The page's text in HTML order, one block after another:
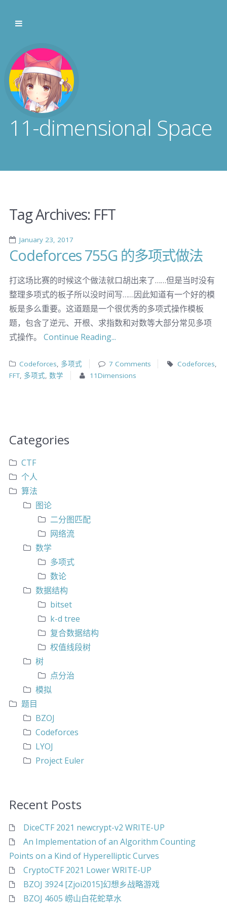
11-dimensional Space
Tag Archives: FFT
January 23, 2017
Codeforces 755G 的多项式做法
打这场比赛的时候这个做法就口胡出来了……但是当时没有
整理多项式的板子所以没时间写……因此知道有一个好的模
板是多么重要。这道题是一个很优秀的多项式操作模板
题，包含了逆元、开根、求指数和对数等大部分常见多项
式操作。 Continue Reading...
Codeforces, 多项式 7 Comments Codeforces,
FFT, 多项式, 数学 11Dimensions
Categories
CTF
个人
算法
图论
二分图匹配
网络流
数学
多项式
数论
数据结构
bitset
k-d tree
复合数据结构
权值线段树
树
点分治
模拟
题目
BZOJ
Codeforces
LYOJ
Project Euler
Recent Posts
DiceCTF 2021 newcrypt-v2 WRITE-UP
An Implementation of an Algorithm Counting
Points on a Kind of Hyperelliptic Curves
CryptoCTF 2021 Lower WRITE-UP
BZOJ 3924 [Zjoi2015]幻想乡战略游戏
BZOJ 4605 崂山白花蛇草水